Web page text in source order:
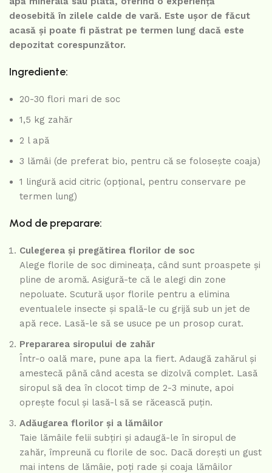
deosebită în zilele calde de vară. Este ușor de făcut
acasă și poate fi păstrat pe termen lung dacă este
depozitat corespunzător.
Ingrediente:
20-30 flori mari de soc
1,5 kg zahăr
2 l apă
3 lămâi (de preferat bio, pentru că se folosește coaja)
1 lingură acid citric (opțional, pentru conservare pe
termen lung)
Mod de preparare:
Culegerea și pregătirea florilor de soc
Alege florile de soc dimineața, când sunt proaspete și
pline de aromă. Asigură-te că le alegi din zone
nepoluate. Scutură ușor florile pentru a elimina
eventualele insecte și spală-le cu grijă sub un jet de
apă rece. Lasă-le să se usuce pe un prosop curat.
Prepararea siropului de zahăr
Într-o oală mare, pune apa la fiert. Adaugă zahărul și
amestecă până când acesta se dizolvă complet. Lasă
siropul să dea în clocot timp de 2-3 minute, apoi
oprește focul și lasă-l să se răcească puțin.
Adăugarea florilor și a lămâilor
Taie lămâile felii subțiri și adaugă-le în siropul de
zahăr, împreună cu florile de soc. Dacă dorești un gust
mai intens de lămâie, poți rade și coaja lămâilor